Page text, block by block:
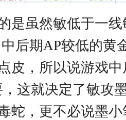
虽然敏低于一线
后期AP较低的黄
皮，所以说游戏
，这就决定了敏攻
蛇，更不必说墨